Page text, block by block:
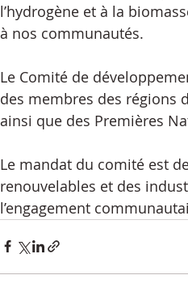
l’hydrogène et à la
à nos communautés.
Le Comité de
des membres des régions
ainsi que des Premières
Le mandat du comité est
renouvelables et des
l’engagement